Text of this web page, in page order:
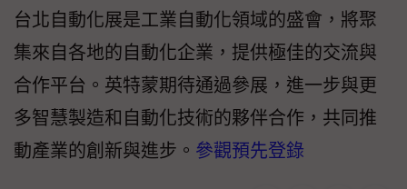
台北自動化展是工業自動化領域的盛會，將聚
集來自各地的自動化企業，提供極佳的交流與
合作平台。英特蒙期待通過參展，進一步與更
多智慧製造和自動化技術的夥伴合作，共同推
動產業的創新與進步。 參觀預先登錄